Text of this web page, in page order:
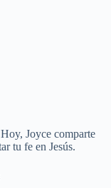
Joyce comparte
tu fe en Jesús.